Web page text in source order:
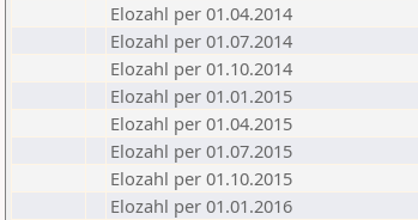
Elozahl per 01.04.2014
Elozahl per 01.07.2014
Elozahl per 01.10.2014
Elozahl per 01.01.2015
Elozahl per 01.04.2015
Elozahl per 01.07.2015
Elozahl per 01.10.2015
Elozahl per 01.01.2016